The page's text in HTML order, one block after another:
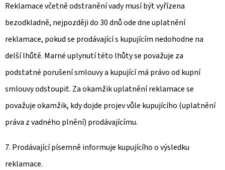
Reklamace včetně odstranění vady musí být vyřízena
bezodkladně, nejpozději do 30 dnů ode dne uplatnění
reklamace, pokud se prodávající s kupujícím nedohodne na
delší lhůtě. Marné uplynutí této lhůty se považuje za
podstatné porušení smlouvy a kupující má právo od kupní
smlouvy odstoupit. Za okamžik uplatnění reklamace se
považuje okamžik, kdy dojde projev vůle kupujícího (uplatnění
práva z vadného plnění) prodávajícímu.
7. Prodávající písemně informuje kupujícího o výsledku
reklamace.